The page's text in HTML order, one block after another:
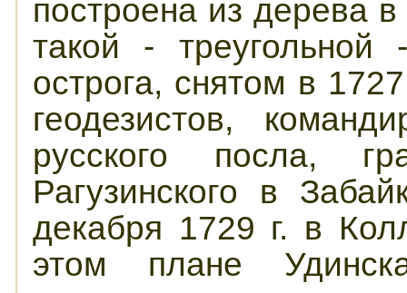
построена из дерева
такой -
острога, снятом в
геодезистов,
русского посла,
Рагузинского в
декабря 1729 г. в
этом плане